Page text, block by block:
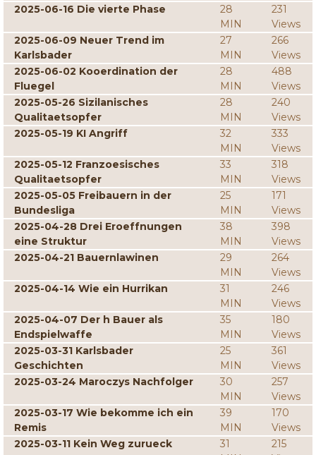
2025-06-16 Die vierte Phase
28
MIN
231
Views
2025-06-09 Neuer Trend im
Karlsbader
27
MIN
266
Views
2025-06-02 Kooerdination der
Fluegel
28
MIN
488
Views
2025-05-26 Sizilanisches
Qualitaetsopfer
28
MIN
240
Views
2025-05-19 KI Angriff
32
MIN
333
Views
2025-05-12 Franzoesisches
Qualitaetsopfer
33
MIN
318
Views
2025-05-05 Freibauern in der
Bundesliga
25
MIN
171
Views
2025-04-28 Drei Eroeffnungen
eine Struktur
38
MIN
398
Views
2025-04-21 Bauernlawinen
29
MIN
264
Views
2025-04-14 Wie ein Hurrikan
31
MIN
246
Views
2025-04-07 Der h Bauer als
Endspielwaffe
35
MIN
180
Views
2025-03-31 Karlsbader
Geschichten
25
MIN
361
Views
2025-03-24 Maroczys Nachfolger
30
MIN
257
Views
2025-03-17 Wie bekomme ich ein
Remis
39
MIN
170
Views
2025-03-11 Kein Weg zurueck
31
215